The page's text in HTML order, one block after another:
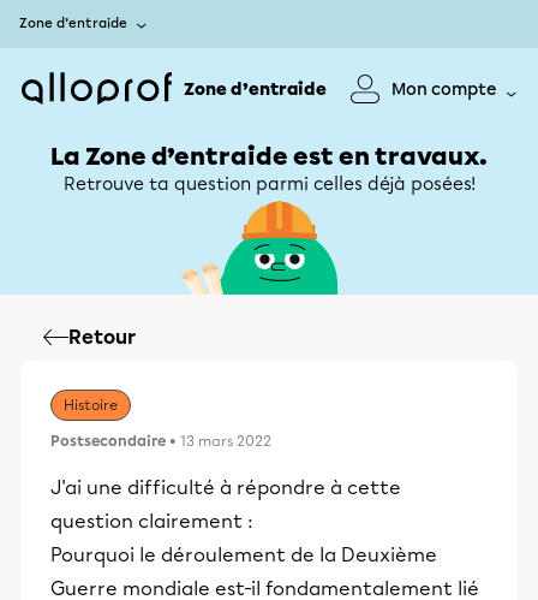
Zone d’entraide
Zone d’entraide Mon compte
La Zone d’entraide est en travaux.
Retrouve ta question parmi celles déjà posées!
Retour
Histoire
Postsecondaire • 13 mars 2022
J'ai une difficulté à répondre à cette
question clairement :
Pourquoi le déroulement de la Deuxième
Guerre mondiale est-il fondamentalement lié